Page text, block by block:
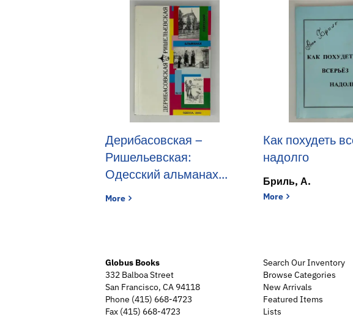
Дерибасовская –
Ришельевская:
Одесский альманах...
MoreДерибасовская – Ришельевская: Одесский
Как похудеть
надолго
Бриль, А.
MoreКак похудеть
Globus Books
332 Balboa Street
San Francisco, CA 94118
Phone (415) 668-4723
Fax (415) 668-4723
Search Our Inventory
Browse Categories
New Arrivals
Featured Items
Lists